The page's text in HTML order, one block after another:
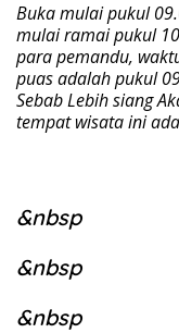
Buka mulai pukul
mulai ramai pukul
para pemandu,
puas adalah pukul
Sebab Lebih siang
tempat wisata ini
&nbsp
&nbsp
&nbsp